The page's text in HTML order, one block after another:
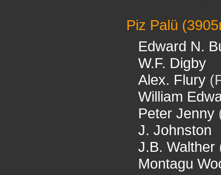
Piz Palü
Edward N.
W.F. Digby
Alex. Flury
William
Peter Jenny
J. Johnston
J.B. Walther
Montagu